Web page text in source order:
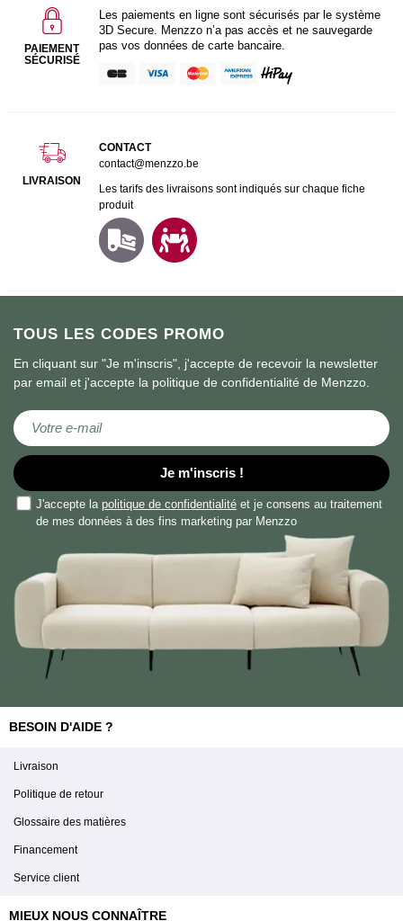
TOUS LES CODES PROMO
En cliquant sur "Je m'inscris", j'accepte de recevoir la newsletter
par email et j'accepte la politique de confidentialité de Menzzo.
Inscription à notre newsletter :
Je m'inscris !
J'accepte la politique de confidentialité et je consens au traitement
de mes données à des fins marketing par Menzzo
PAIEMENT
SÉCURISÉ
Les paiements en ligne sont sécurisés par le système
3D Secure. Menzzo n’a pas accès et ne sauvegarde
pas vos données de carte bancaire.
LIVRAISON
CONTACT
contact@menzzo.be
Les tarifs des livraisons sont indiqués sur chaque fiche
produit
BESOIN D'AIDE ?
Livraison
Politique de retour
Glossaire des matières
Financement
Service client
MIEUX NOUS CONNAÎTRE